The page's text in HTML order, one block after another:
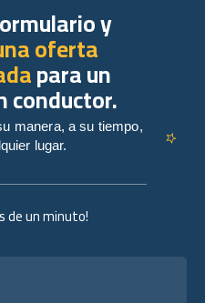
de un minuto!
y
oferta
para un
conductor.
manera, a su tiempo,
lugar.